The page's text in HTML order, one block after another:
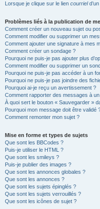
Lorsque je clique sur le lien courriel
Problèmes liés à la publication de
Comment créer un nouveau sujet ou
Comment modifier ou supprimer un
Comment ajouter une signature à mes
Comment créer un sondage ?
Pourquoi ne puis-je pas ajouter plus
Comment modifier ou supprimer un
Pourquoi ne puis-je pas accéder à un
Pourquoi ne puis-je pas joindre des
Pourquoi ai-je reçu un avertissement ?
Comment rapporter des messages à
À quoi sert le bouton « Sauvegarder »
Pourquoi mon message doit être validé
Comment remonter mon sujet ?
Mise en forme et types de sujets
Que sont les BBCodes ?
Puis-je utiliser le HTML ?
Que sont les smileys ?
Puis-je publier des images ?
Que sont les annonces globales ?
Que sont les annonces ?
Que sont les sujets épinglés ?
Que sont les sujets verrouillés ?
Que sont les icônes de sujet ?